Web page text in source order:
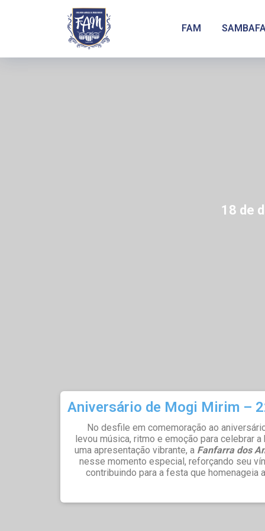
FAM
18 de
Aniversário de Mogi Mirim –
No desfile em comemoração ao
levou música, ritmo e emoção para celebrar
uma apresentação vibrante, a Fanfarra dos
nesse momento especial, reforçando seu
contribuindo para a festa que homenageia